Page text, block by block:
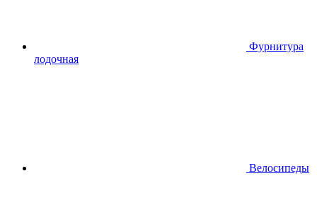
Фурнитура
лодочная
Велосипеды